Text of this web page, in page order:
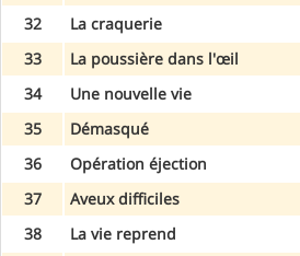
32
La craquerie
33
La poussière dans l'œil
34
Une nouvelle vie
35
Démasqué
36
Opération éjection
37
Aveux difficiles
38
La vie reprend